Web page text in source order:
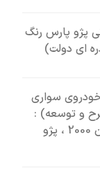
000 تومانی پژو پارس رنگ
دستگاه خودروی سواری
و توسعه) :
سوزوکی گرند ویتارا ، مگان 2000 ، پژو